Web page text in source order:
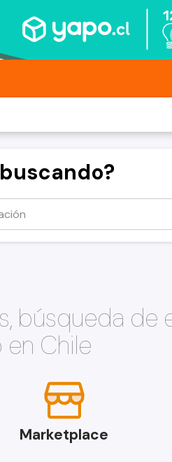
búsqueda de
Chile
Marketplace